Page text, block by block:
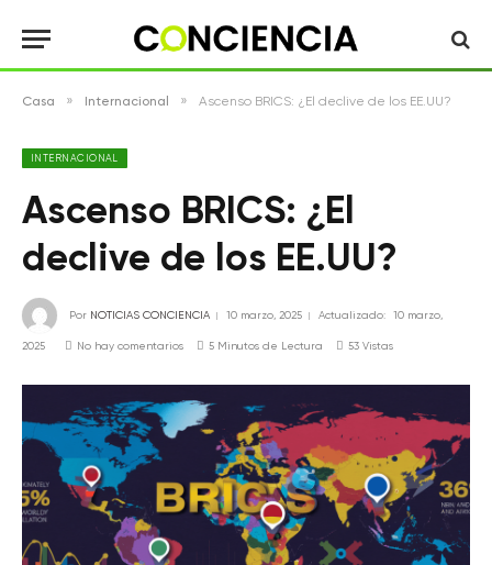
Casa » Internacional » Ascenso BRICS: ¿El declive de los EE.UU?
INTERNACIONAL
Ascenso BRICS: ¿El
declive de los EE.UU?
Por NOTICIAS CONCIENCIA 10 marzo, 2025 Actualizado: 10 marzo,
2025 No hay comentarios 5 Minutos de Lectura 53 Vistas